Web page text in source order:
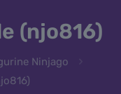
(njo816)
Ninjago